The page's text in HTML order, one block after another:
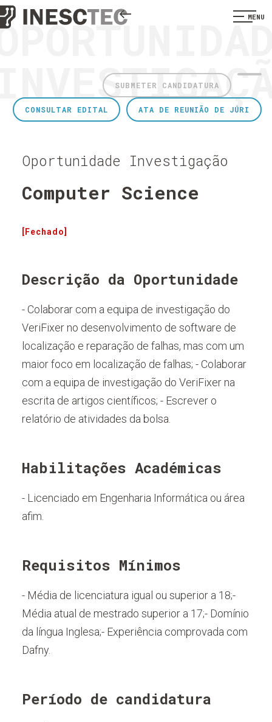
MENU
SUBMETER CANDIDATURA
ATA DE REUNIÃO DE JÚRI
CONSULTAR EDITAL
Oportunidade Investigação
Computer Science
[Fechado]
Descrição da Oportunidade
- Colaborar com a equipa de investigação do
VeriFixer no desenvolvimento de software de
localização e reparação de falhas, mas com um
maior foco em localização de falhas; - Colaborar
com a equipa de investigação do VeriFixer na
escrita de artigos científicos; - Escrever o
relatório de atividades da bolsa.
Habilitações Académicas
- Licenciado em Engenharia Informática ou área
afim.
Requisitos Mínimos
- Média de licenciatura igual ou superior a 18;-
Média atual de mestrado superior a 17;- Domínio
da língua Inglesa;- Experiência comprovada com
Dafny.
Período de candidatura